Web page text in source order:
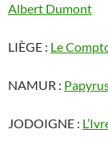
Albert Dumont
LIÈGE : Le
NAMUR :
JODOIGNE :